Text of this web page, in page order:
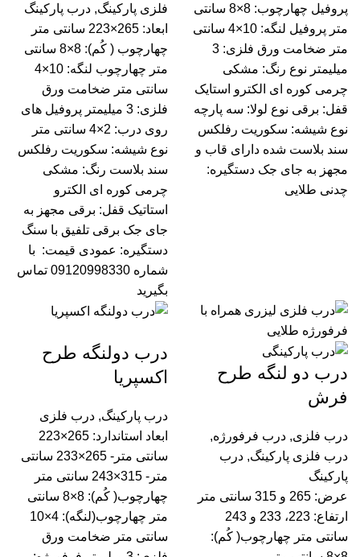
پروفیل چهارچوب: 8×8 سانتی
متر پروفیل لنگه: 10×4 سانتی
متر ضخامت ورق فلزی: 3
میلیمتر نوع رنگ: مشکی
چرمی کوره ای الکترو استایک
قفل: برقی نوع لولا: سه پارچه
نوع شیشه: سکوریت رفلکس
سند بلاست شده دارای قاب و
مجهز به جای جک دستگیره:
چدنی طلایی
فلزی پارکینگ, درب پارکینگ
ابعاد: 265×223 سانتی متر
چهارچوب ( کُم): 8×8 سانتی
متر چهارچوب لنگه: 10×4
سانتی متر ضخامت ورق
فلزی: 3 میلیمتر پروفیل های
روی درب: 2×4 سانتی متر
نوع شیشه: سکوریت رفلکس
سند بلاست رنگ: مشکی
چرمی کوره ای الکترو
استاتیک قفل: برقی مجهز به
جای جک برقی تلفیق با سنگ
دستگیره: عمودی قیمت: با
شماره 09120998330 تماس
بگیرید
درب دو لنگه طرح
فرش
درب فلزی, درب فرفورژه,
درب فلزی پارکینگ, درب
پارکینگ
عرض: 265 و 315 سانتی متر
ارتفاع: 223، 233 و 243
سانتی متر چهارچوب( کُم):
درب دولنگه طرح
اکسپریا
درب پارکینگ, درب فلزی
ابعاد استاندارد: 265×223
سانتی متر- 265×233 سانتی
متر- 315×243 سانتی متر
چهارچوب( کُم): 8×8 سانتی
متر چهارچوب(لنگه): 4×10
سانتی متر ضخامت ورق